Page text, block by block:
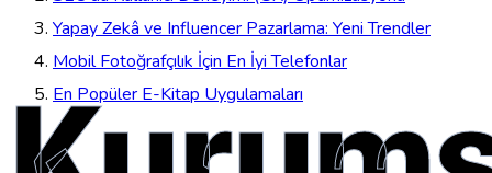
Yapay Zekâ ve Influencer Pazarlama: Yeni Trendler
Mobil Fotoğrafçılık İçin En İyi Telefonlar
En Popüler E-Kitap Uygulamaları